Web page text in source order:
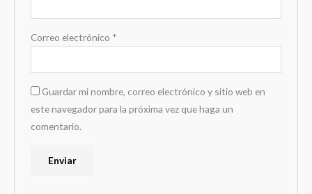
Correo electrónico *
Guardar mi nombre, correo electrónico y sitio web en
este navegador para la próxima vez que haga un
comentario.